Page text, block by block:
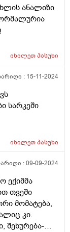
ანალიზი
იხილეთპასუხი
: 15-11-2024
სარკეში
იხილეთპასუხი
:09-09-2024
ექიმმა
თვეში
მომატება,
კი.
შეხურება-